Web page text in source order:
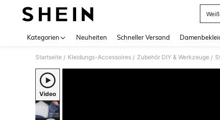
Weiß
Kategorien Neuheiten Schneller Versand
Startseite / Kleidungs-Accessoires / Zubehör DIY & Werkzeuge /
Video